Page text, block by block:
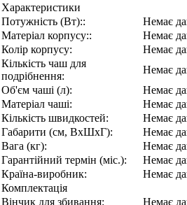
Характеристики
Потужність (Вт)::
Немає
Матеріал корпусу::
Немає
Колір корпусу:
Немає
Кількість чаш для
подрібнення:
Немає
Об'єм чаші (л):
Немає
Матеріал чаші:
Немає
Кількість швидкостей:
Немає
Габарити (см, ВхШхГ):
Немає
Вага (кг):
Немає
Гарантійний термін (міс.):
Немає
Країна-виробник:
Немає
Комплектація
Вінчик для збивання:
Немає